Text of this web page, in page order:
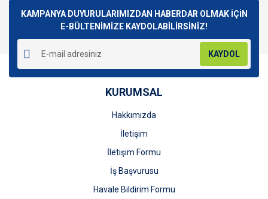
Yorum Yaz
Görüş ve önerileriniz için teşekkür ederiz.
Ürün resmi kalitesiz, bozuk veya görüntülenemiyor.
Ürün açıklamasında eksik bilgiler bulunuyor.
Ürün bilgilerinde hatalar bulunuyor.
Ürün fiyatı diğer sitelerden daha pahalı.
Gönder
KAMPANYA DUYURULARIMIZDAN HABERDAR OLMAK İÇİN
E-BÜLTENİMİZE KAYDOLABİLİRSİNİZ!
KAYDOL
KURUMSAL
Hakkımızda
İletişim
İletişim Formu
İş Başvurusu
Havale Bildirim Formu